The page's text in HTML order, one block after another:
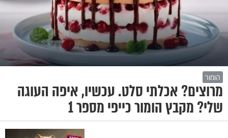
הומור
מרוצים? אכלתי סלט. עכשיו, איפה העוגה
שלי? מקבץ הומור כייפי מספר 1